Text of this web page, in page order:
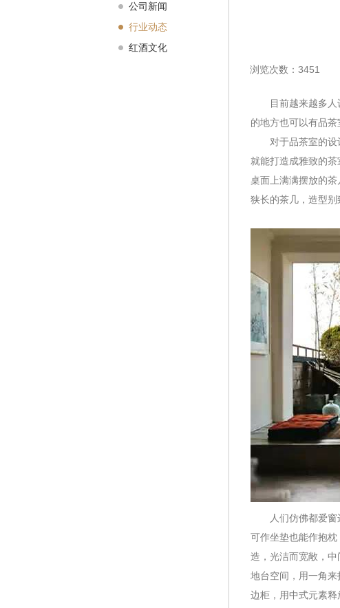
公司新闻
行业动态
红酒文化
浏览次数：3451
目前越来越多人认
的地方也可以有品
对于品茶室的设计
就能打造成雅致的茶
桌面上满满摆放的
狭长的茶几，造型别
人们仿佛都爱窗边
可作坐垫也能作抱
造，光洁而宽敞，
地台空间，用一角
边柜，用中式元素